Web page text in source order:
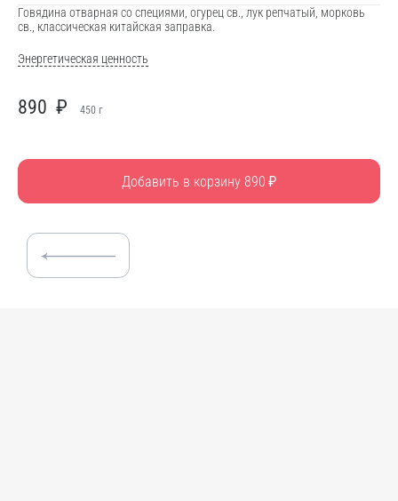
Говядина отварная со специями, огурец св., лук репчатый, морковь
св., классическая китайская заправка.
Энергетическая ценность
890 ₽ 450 г
Добавить в корзину 890 ₽